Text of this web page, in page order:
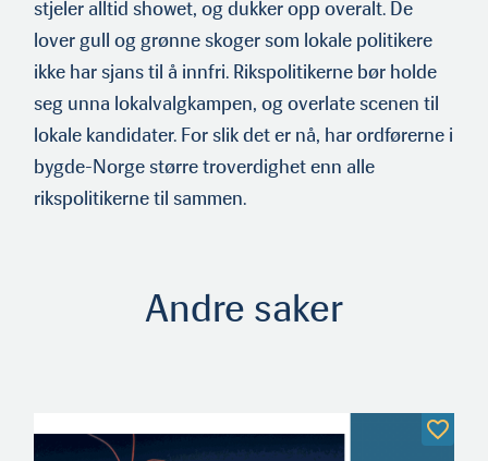
stjeler alltid showet, og dukker opp overalt. De
lover gull og grønne skoger som lokale politikere
ikke har sjans til å innfri. Rikspolitikerne bør holde
seg unna lokalvalgkampen, og overlate scenen til
lokale kandidater. For slik det er nå, har ordførerne i
bygde-Norge større troverdighet enn alle
rikspolitikerne til sammen.
Andre saker